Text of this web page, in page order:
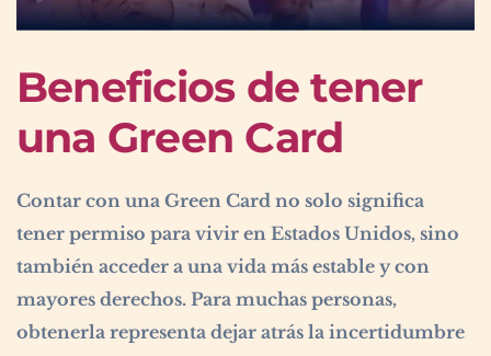
Beneficios de tener
una Green Card
Contar con una Green Card no solo significa
tener permiso para vivir en Estados Unidos, sino
también acceder a una vida más estable y con
mayores derechos. Para muchas personas,
obtenerla representa dejar atrás la incertidumbre